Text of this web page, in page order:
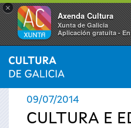
×
Axenda Cultura
Xunta de Galicia
Aplicación gratuíta -
Vostede
está
INICIO › ACTUALIDADE
09/07/2014
CULTURA E